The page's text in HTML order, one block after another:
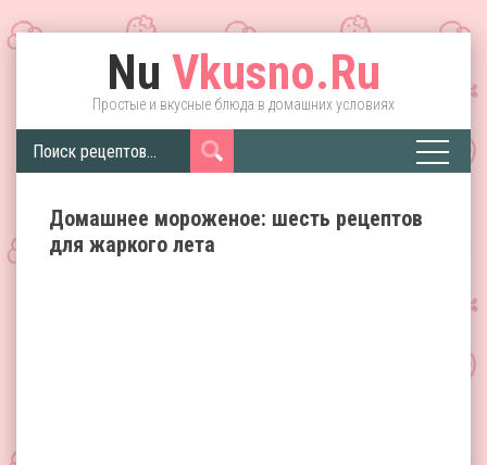
Nu Vkusno.Ru
Простые и вкусные блюда в домашних условиях
Домашнее мороженое: шесть рецептов
для жаркого лета